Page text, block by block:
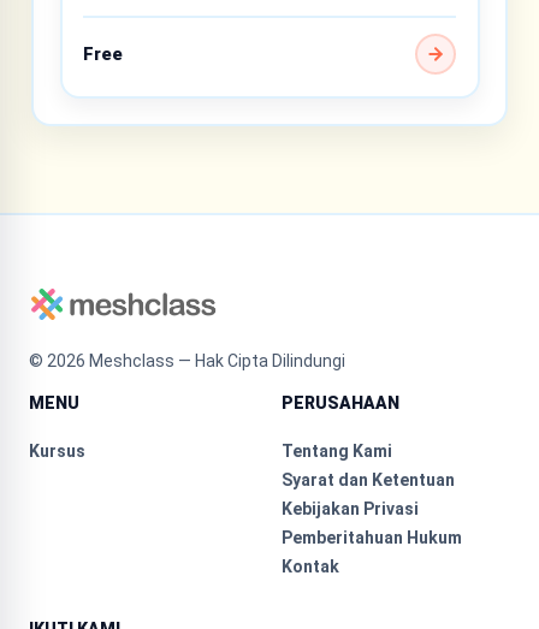
Free
© 2026 Meshclass — Hak Cipta Dilindungi
MENU
Kursus
PERUSAHAAN
Tentang Kami
Syarat dan Ketentuan
Kebijakan Privasi
Pemberitahuan Hukum
Kontak